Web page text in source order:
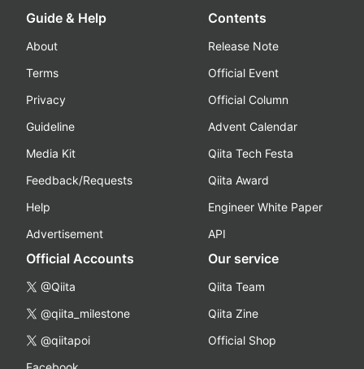
Guide & Help
About
Terms
Privacy
Guideline
Media Kit
Feedback/Requests
Help
Advertisement
Contents
Release Note
Official Event
Official Column
Advent Calendar
Qiita Tech Festa
Qiita Award
Engineer White Paper
API
Official Accounts
@Qiita
@qiita_milestone
@qiitapoi
Our service
Qiita Team
Qiita Zine
Official Shop